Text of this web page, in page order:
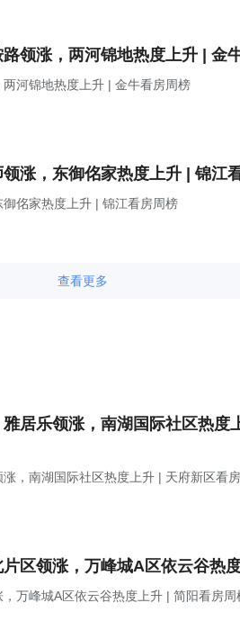
领涨，两河锦地热度上升 | 金
河锦地热度上升 | 金牛看房周榜
涨，东御佲家热度上升 | 锦江
佲家热度上升 | 锦江看房周榜
查看更多
居乐领涨，南湖国际社区热度
，南湖国际社区热度上升 | 天府新区看
区领涨，万峰城A区依云谷热
万峰城A区依云谷热度上升 | 简阳看房周